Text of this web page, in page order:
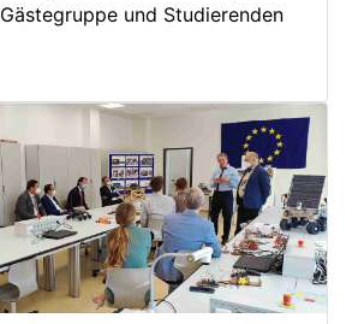
und Studierenden